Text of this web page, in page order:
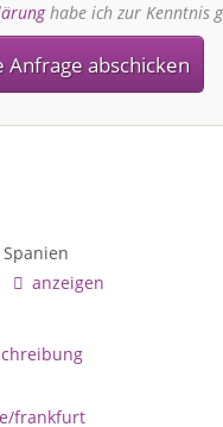
habe ich zur Kenntnis
abschicken
Spanien
anzeigen
frankfurt